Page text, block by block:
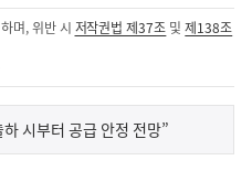
며, 위반 시 저작권법 제37조 및제138조
시부터 공급 안정 전망”